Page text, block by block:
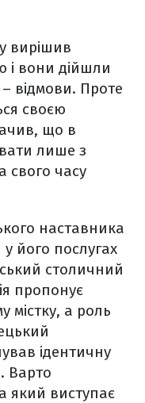
вирішив
і вони дійшли
відмови. Проте
своєю
що в
лише з
свого часу
наставника
його послугах
столичний
пропонує
містку, а роль
ідентичну
Варто
який виступає